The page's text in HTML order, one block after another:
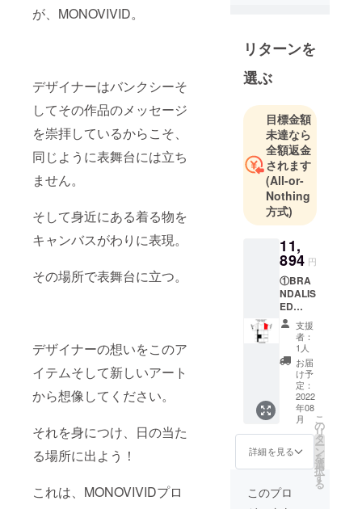
が、MONOVIVID。
デザイナーはバンクシーそ
してその作品のメッセージ
を崇拝しているからこそ、
同じように表舞台には立ち
ません。
そして身近にある着る物を
キャンバスがわりに表現。
その場所で表舞台に立つ。
デザイナーの想いをこのア
イテムそして新しいアート
から想像してください。
それを身につけ、日の当た
る場所に出よう！
これは、MONOVIVIDプロ
リターンを
選ぶ
目標金額
未達なら
全額返金
されます
(All-or-
Nothing
方式)
11,
894 円
①BRA
NDALIS
ED
BANKS
Y'S
GRAFFI
TI
Produc
ed
By
MONOV
IVID T
シャツ
１枚
フリー
サイズ
メンズ
サイ
支援
者：
1人
お届
け予
定：
2022
年08
月
詳細を見る
こ
の
リ
タ
ー
ン
を
選
択
す
る
このプロ